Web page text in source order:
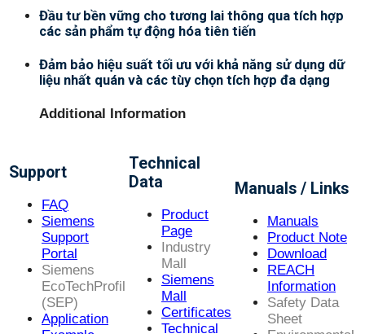
Đầu tư bền vững cho tương lai thông qua tích hợp
các sản phẩm tự động hóa tiên tiến
Đảm bảo hiệu suất tối ưu với khả năng sử dụng dữ
liệu nhất quán và các tùy chọn tích hợp đa dạng
Additional Information
Support
FAQ
Siemens
Support
Portal
Siemens
EcoTechProfil
(SEP)
Application
Technical
Data
Product
Page
Industry
Mall
Siemens
Mall
Certificates
Technical
Manuals / Links
Manuals
Product Note
Download
REACH
Information
Safety Data
Sheet